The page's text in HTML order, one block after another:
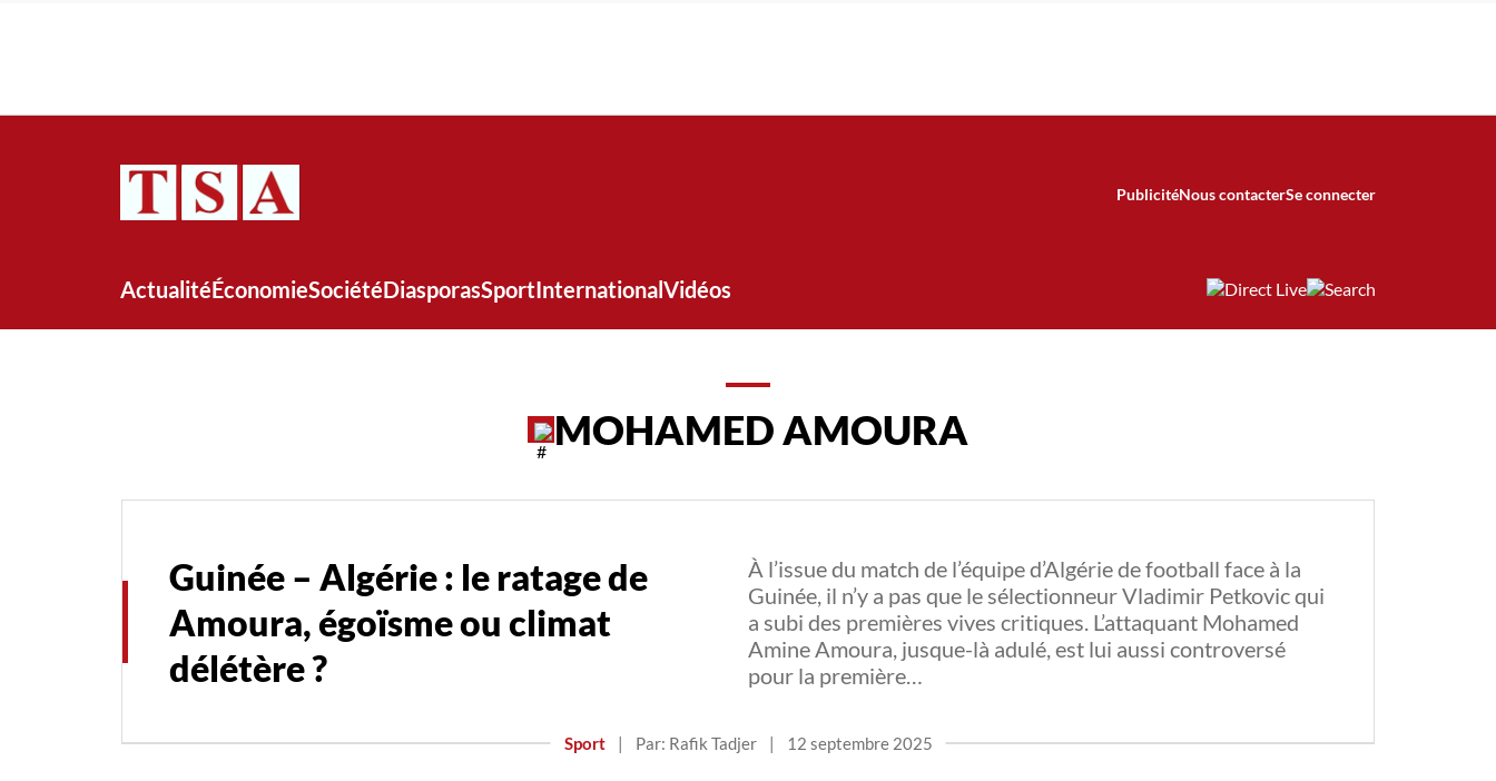
PublicitéNous contacterSe connecter
ActualitéÉconomieSociétéDiasporasSportInternationalVidéos
MOHAMED AMOURA
Guinée – Algérie : le ratage de
Amoura, égoïsme ou climat
délétère ?
À l’issue du match de l’équipe d’Algérie de football face à la
Guinée, il n’y a pas que le sélectionneur Vladimir Petkovic qui
a subi des premières vives critiques. L’attaquant Mohamed
Amine Amoura, jusque-là adulé, est lui aussi controversé
pour la première…
Sport | Par: Rafik Tadjer | 12 septembre 2025